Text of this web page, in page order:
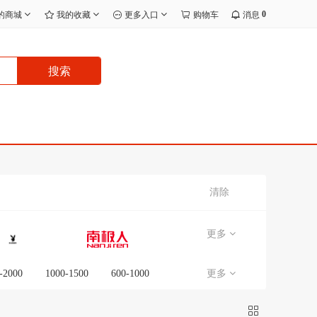
商城 我的收藏 更多入口 购物车 消息 0
搜索
清除
更多
2000 1000-1500 600-1000 更多